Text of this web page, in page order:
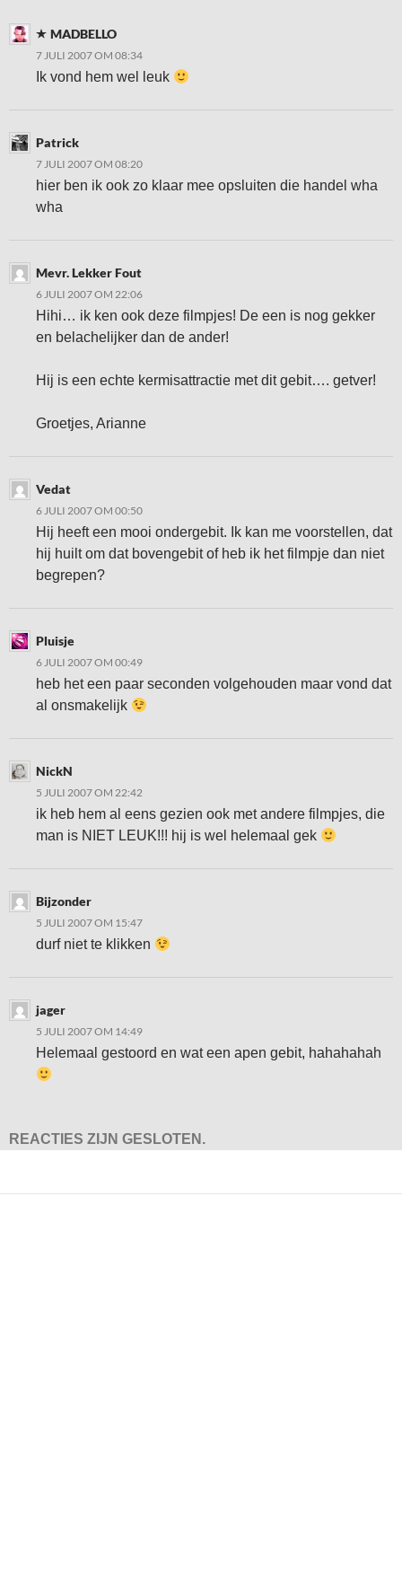
MADBELLO
7 JULI 2007 OM 08:34
Ik vond hem wel leuk
Patrick
7 JULI 2007 OM 08:20
hier ben ik ook zo klaar mee opsluiten die handel wha
wha
Mevr. Lekker Fout
6 JULI 2007 OM 22:06
Hihi… ik ken ook deze filmpjes! De een is nog gekker
en belachelijker dan de ander!
Hij is een echte kermisattractie met dit gebit…. getver!
Groetjes, Arianne
Vedat
6 JULI 2007 OM 00:50
Hij heeft een mooi ondergebit. Ik kan me voorstellen, dat
hij huilt om dat bovengebit of heb ik het filmpje dan niet
begrepen?
Pluisje
6 JULI 2007 OM 00:49
heb het een paar seconden volgehouden maar vond dat
al onsmakelijk
NickN
5 JULI 2007 OM 22:42
ik heb hem al eens gezien ook met andere filmpjes, die
man is NIET LEUK!!! hij is wel helemaal gek
Bijzonder
5 JULI 2007 OM 15:47
durf niet te klikken
jager
5 JULI 2007 OM 14:49
Helemaal gestoord en wat een apen gebit, hahahahah
REACTIES ZIJN GESLOTEN.